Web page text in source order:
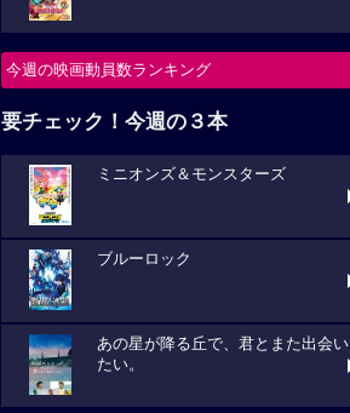
今週の映画動員数ランキング
要チェック！今週の３本
ミニオンズ＆モンスターズ
ブルーロック
あの星が降る丘で、君とまた出会い
たい。